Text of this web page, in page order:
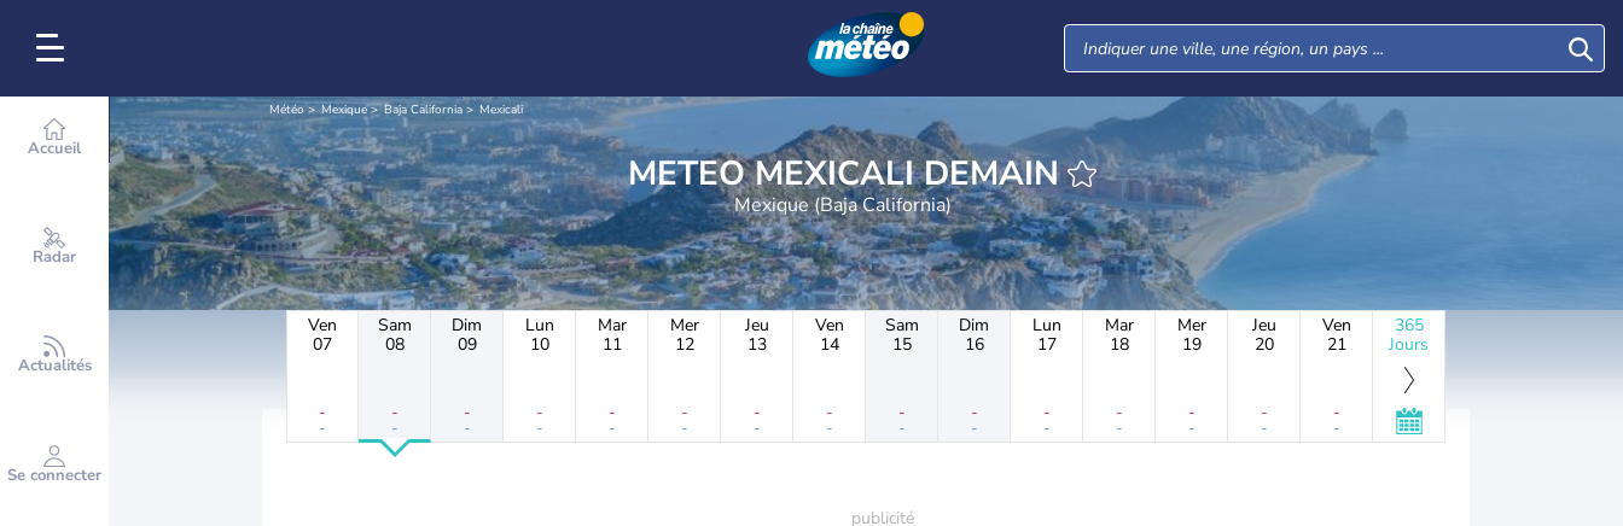
Accueil
Radar
Actualités
Se connecter
Météo Mexique Baja California Mexicali
METEO MEXICALI DEMAIN
Mexique (Baja California)
Ven
07
-
-
Sam
08
-
-
Dim
09
-
-
Lun
10
-
-
Mar
11
-
-
Mer
12
-
-
Jeu
13
-
-
Ven
14
-
-
Sam
15
-
-
Dim
16
-
-
Lun
17
-
-
Mar
18
-
-
Mer
19
-
-
Jeu
20
-
-
Ven
21
-
-
365
Jours